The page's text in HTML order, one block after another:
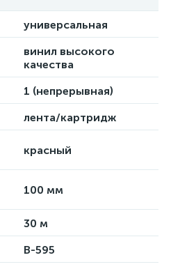
универсальная
винил высокого
качества
1 (непрерывная)
лента/картридж
красный
100 мм
30 м
B-595